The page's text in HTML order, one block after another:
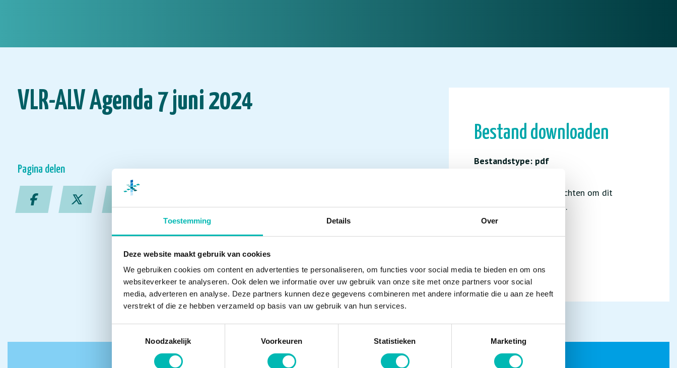
Toestemming Details Over
Deze website maakt gebruik van cookies
We gebruiken cookies om content en advertenties te personaliseren, om functies voor social media te bieden en om ons
websiteverkeer te analyseren. Ook delen we informatie over uw gebruik van onze site met onze partners voor social
media, adverteren en analyse. Deze partners kunnen deze gegevens combineren met andere informatie die u aan ze heeft
verstrekt of die ze hebben verzameld op basis van uw gebruik van hun services.
Noodzakelijk
Voorkeuren Statistieken Marketing
VLR-ALV Agenda 7 juni 2024
Pagina delen
Bestand downloaden
Bestandstype: pdf
Je hebt niet de juiste rechten om dit
bestand te downloaden.